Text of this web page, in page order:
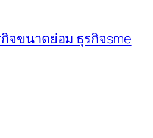
จขนาดย่อม ธุรกิจsme